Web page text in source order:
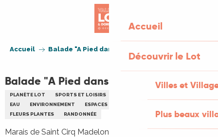
Accueil
Découvrir le Lot
Villes et
Plus beaux
Accueil Balade "A Pied dans le Marais"
Balade "A Pied dans le Marais"
PLANÈTE LOT SPORTS ET LOISIRS
EAU
ENVIRONNEMENT
ESPACES NATURELS SENSIBLES (ENS)
FLEURS PLANTES
RANDONNÉE
Marais de Saint Cirq Madelon, 46300 Saint-Cirq-Madelon